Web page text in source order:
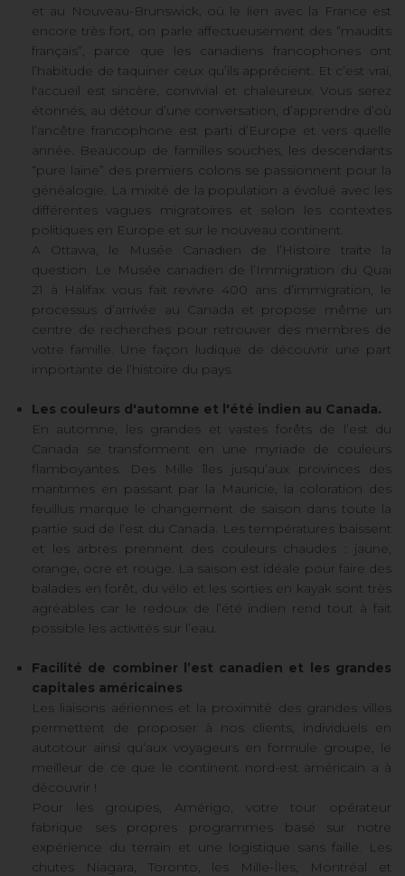
et au Nouveau-Brunswick, où le lien avec la France est
encore très fort, on parle affectueusement des “maudits
français”, parce que les canadiens francophones ont
l’habitude de taquiner ceux qu’ils apprécient. Et c’est vrai,
l'accueil est sincère, convivial et chaleureux. Vous serez
étonnés, au détour d’une conversation, d’apprendre d’où
l’ancêtre francophone est parti d’Europe et vers quelle
année. Beaucoup de familles souches, les descendants
“pure laine” des premiers colons se passionnent pour la
généalogie. La mixité de la population a évolué avec les
différentes vagues migratoires et selon les contextes
politiques en Europe et sur le nouveau continent.
A Ottawa, le Musée Canadien de l’Histoire traite la
question. Le Musée canadien de l’Immigration du Quai
21 à Halifax vous fait revivre 400 ans d’immigration, le
processus d’arrivée au Canada et propose même un
centre de recherches pour retrouver des membres de
votre famille. Une façon ludique de découvrir une part
importante de l’histoire du pays.
Les couleurs d'automne et l'été indien au Canada.
En automne, les grandes et vastes forêts de l’est du
Canada se transforment en une myriade de couleurs
flamboyantes. Des Mille îles jusqu’aux provinces des
maritimes en passant par la Mauricie, la coloration des
feuillus marque le changement de saison dans toute la
partie sud de l’est du Canada. Les températures baissent
et les arbres prennent des couleurs chaudes : jaune,
orange, ocre et rouge. La saison est idéale pour faire des
balades en forêt, du vélo et les sorties en kayak sont très
agréables car le redoux de l’été indien rend tout à fait
possible les activités sur l’eau.
Facilité de combiner l’est canadien et les grandes
capitales américaines
Les liaisons aériennes et la proximité des grandes villes
permettent de proposer à nos clients, individuels en
autotour ainsi qu’aux voyageurs en formule groupe, le
meilleur de ce que le continent nord-est américain a à
découvrir !
Pour les groupes, Amérigo, votre tour opérateur
fabrique ses propres programmes basé sur notre
expérience du terrain et une logistique sans faille. Les
chutes Niagara, Toronto, les Mille-Îles, Montréal et